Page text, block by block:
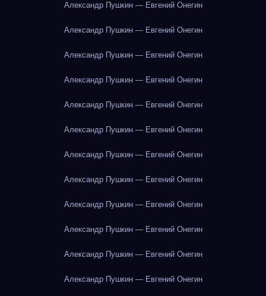
Александр Пушкин — Евгений Онегин
Александр Пушкин — Евгений Онегин
Александр Пушкин — Евгений Онегин
Александр Пушкин — Евгений Онегин
Александр Пушкин — Евгений Онегин
Александр Пушкин — Евгений Онегин
Александр Пушкин — Евгений Онегин
Александр Пушкин — Евгений Онегин
Александр Пушкин — Евгений Онегин
Александр Пушкин — Евгений Онегин
Александр Пушкин — Евгений Онегин
Александр Пушкин — Евгений Онегин